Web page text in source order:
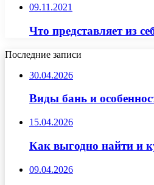
09.11.2021
Что представляет из
Последние записи
30.04.2026
Виды бань и
15.04.2026
Как выгодно найти и
09.04.2026